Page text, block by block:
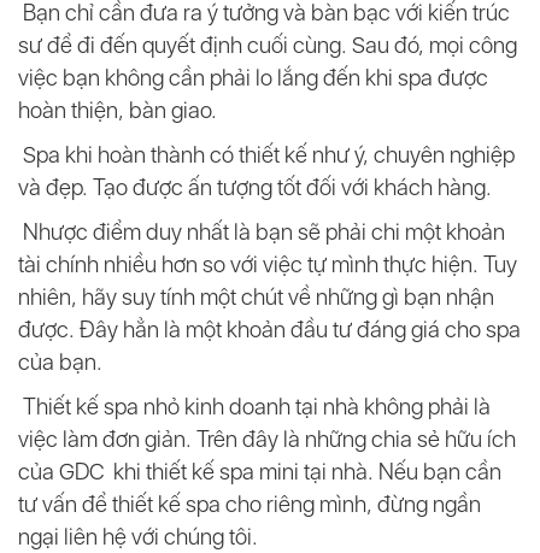
Bạn chỉ cần đưa ra ý tưởng và bàn bạc với kiến trúc
sư để đi đến quyết định cuối cùng. Sau đó, mọi công
việc bạn không cần phải lo lắng đến khi spa được
hoàn thiện, bàn giao.
Spa khi hoàn thành có thiết kế như ý, chuyên nghiệp
và đẹp. Tạo được ấn tượng tốt đối với khách hàng.
Nhược điểm duy nhất là bạn sẽ phải chi một khoản
tài chính nhiều hơn so với việc tự mình thực hiện. Tuy
nhiên, hãy suy tính một chút về những gì bạn nhận
được. Đây hẳn là một khoản đầu tư đáng giá cho spa
của bạn.
Thiết kế spa nhỏ kinh doanh tại nhà không phải là
việc làm đơn giản. Trên đây là những chia sẻ hữu ích
của GDC khi thiết kế spa mini tại nhà. Nếu bạn cần
tư vấn để thiết kế spa cho riêng mình, đừng ngần
ngại liên hệ với chúng tôi.